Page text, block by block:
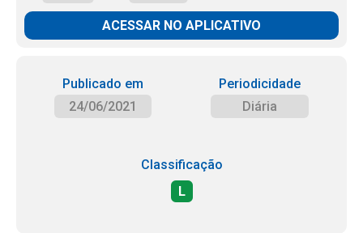
ACESSAR NO APLICATIVO
Publicado em
24/06/2021
Periodicidade
Diária
Classificação
L